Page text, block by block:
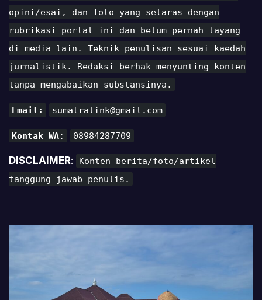
opini/esai, dan foto yang selaras dengan
rubrikasi portal ini dan belum pernah tayang
di media lain. Teknik penulisan sesuai kaedah
jurnalistik. Redaksi berhak menyunting konten
tanpa mengabaikan substansinya.
Email: sumatralink@gmail.com
Kontak WA: 08984287709
DISCLAIMER:
Konten berita/foto/artikel
tanggung jawab penulis.